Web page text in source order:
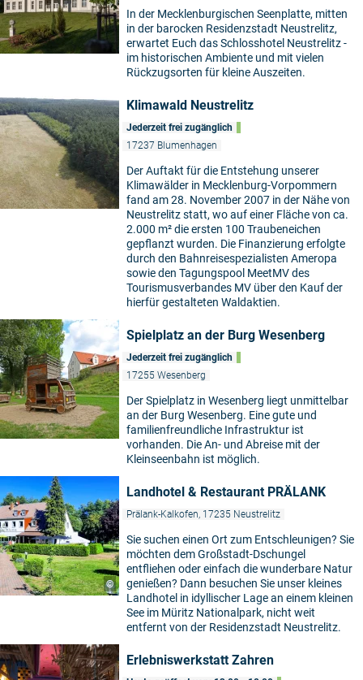
In der Mecklenburgischen Seenplatte, mitten
in der barocken Residenzstadt Neustrelitz,
erwartet Euch das Schlosshotel Neustrelitz -
im historischen Ambiente und mit vielen
Rückzugsorten für kleine Auszeiten.
Klimawald Neustrelitz
Jederzeit frei zugänglich
17237 Blumenhagen
Der Auftakt für die Entstehung unserer
Klimawälder in Mecklenburg-Vorpommern
fand am 28. November 2007 in der Nähe von
Neustrelitz statt, wo auf einer Fläche von ca.
2.000 m² die ersten 100 Traubeneichen
gepflanzt wurden. Die Finanzierung erfolgte
durch den Bahnreisespezialisten Ameropa
sowie den Tagungspool MeetMV des
Tourismusverbandes MV über den Kauf der
hierfür gestalteten Waldaktien.
Spielplatz an der Burg Wesenberg
Jederzeit frei zugänglich
17255 Wesenberg
Der Spielplatz in Wesenberg liegt unmittelbar
an der Burg Wesenberg. Eine gute und
familienfreundliche Infrastruktur ist
vorhanden. Die An- und Abreise mit der
Kleinseenbahn ist möglich.
©
Landhotel & Restaurant PRÄLANK
Prälank-Kalkofen, 17235 Neustrelitz
Sie suchen einen Ort zum Entschleunigen? Sie
möchten dem Großstadt-Dschungel
entfliehen oder einfach die wunderbare Natur
genießen? Dann besuchen Sie unser kleines
Landhotel in idyllischer Lage an einem kleinen
See im Müritz Nationalpark, nicht weit
entfernt von der Residenzstadt Neustrelitz.
Erlebniswerkstatt Zahren